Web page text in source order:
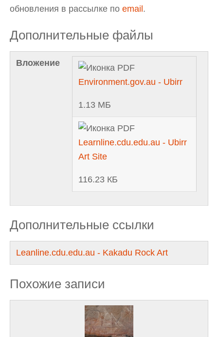
обновления в рассылке по email.
Дополнительные файлы
Вложение
Environment.gov.au - Ubirr
1.13 МБ
Learnline.cdu.edu.au - Ubirr
Art Site
116.23 КБ
Дополнительные ссылки
Leanline.cdu.edu.au - Kakadu Rock Art
Похожие записи